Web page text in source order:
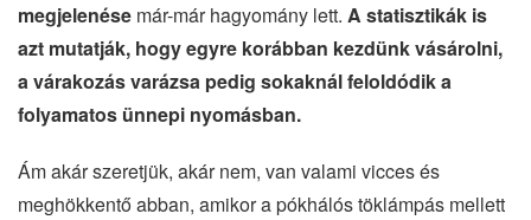
megjelenése már-már hagyomány lett. A statisztikák is
azt mutatják, hogy egyre korábban kezdünk vásárolni,
a várakozás varázsa pedig sokaknál feloldódik a
folyamatos ünnepi nyomásban.
Ám akár szeretjük, akár nem, van valami vicces és
meghökkentő abban, amikor a pókhálós töklámpás mellett